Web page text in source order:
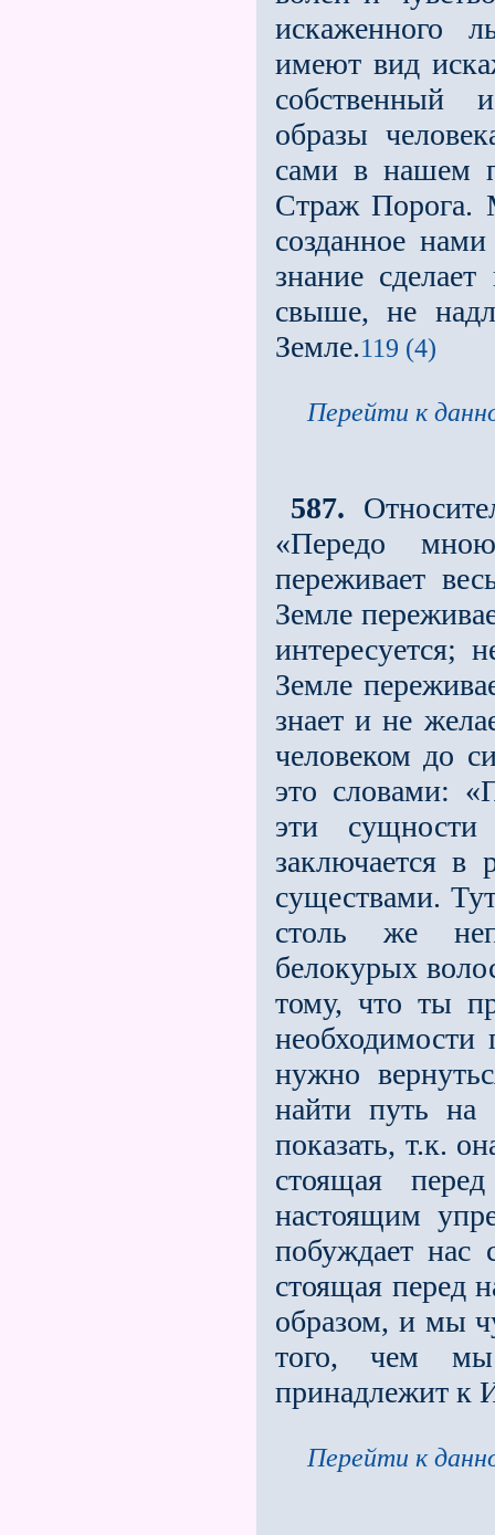
искаженного
имеют вид
собственный
образы
сами в нашем
Страж Порога.
созданное
знание
свыше, не
Земле.119 (4)
Перейти к
587.
«Передо
переживает
Земле
интересуется;
Земле
знает и не
человеком до
это словами:
эти
заключается в
существами.
столь же
белокурых
тому, что ты
необходимости
нужно
найти путь на
показать, т.к.
стоящая
настоящим
побуждает нас
стоящая перед
образом, и мы
того, чем
принадлежит к
Перейти к